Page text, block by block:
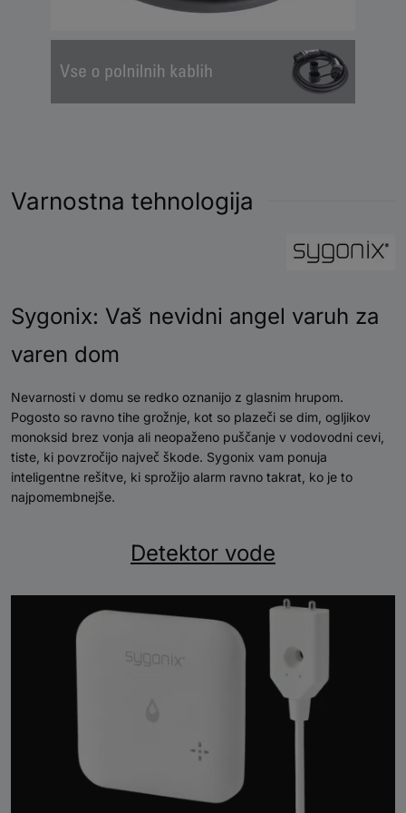
IP55 (priključen)
Dimenzije (Š x V x G)
340 mm x 480 mm x
Varnostna tehnologija
Sygonix: Vaš nevidni angel varuh za
varen dom
Nevarnosti v domu se redko oznanijo z glasnim hrupom.
Pogosto so ravno tihe grožnje, kot so plazeči se dim, ogljikov
monoksid brez vonja ali neopaženo puščanje v vodovodni cevi,
tiste, ki povzročijo največ škode. Sygonix vam ponuja
inteligentne rešitve, ki sprožijo alarm ravno takrat, ko je to
najpomembnejše.
Detektor vode